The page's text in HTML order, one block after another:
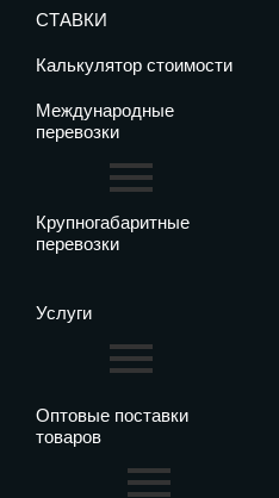
СТАВКИ
Калькулятор стоимости
Международные
перевозки
Крупногабаритные
перевозки
Услуги
Оптовые поставки
товаров